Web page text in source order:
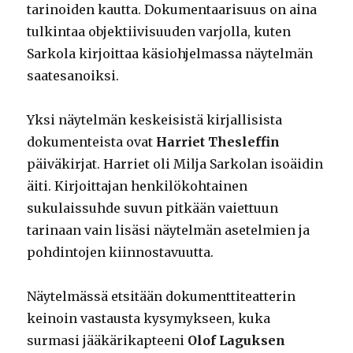
tarinoiden kautta. Dokumentaarisuus on aina
tulkintaa objektiivisuuden varjolla, kuten
Sarkola kirjoittaa käsiohjelmassa näytelmän
saatesanoiksi.
Yksi näytelmän keskeisistä kirjallisista
dokumenteista ovat Harriet Thesleffin
päiväkirjat. Harriet oli Milja Sarkolan isoäidin
äiti. Kirjoittajan henkilökohtainen
sukulaissuhde suvun pitkään vaiettuun
tarinaan vain lisäsi näytelmän asetelmien ja
pohdintojen kiinnostavuutta.
Näytelmässä etsitään dokumenttiteatterin
keinoin vastausta kysymykseen, kuka
surmasi jääkärikapteeni Olof Laguksen